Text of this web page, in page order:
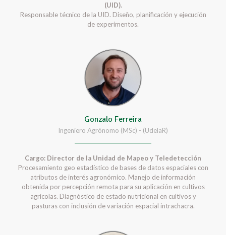
(UID).
Responsable técnico de la UID. Diseño, planificación y ejecución
de experimentos.
Gonzalo Ferreira
Ingeniero Agrónomo (MSc) - (UdelaR)
Cargo: Director de la Unidad de Mapeo y Teledetección
Procesamiento geo estadístico de bases de datos espaciales con
atributos de interés agronómico. Manejo de información
obtenida por percepción remota para su aplicación en cultivos
agrícolas. Diagnóstico de estado nutricional en cultivos y
pasturas con inclusión de variación espacial intrachacra.